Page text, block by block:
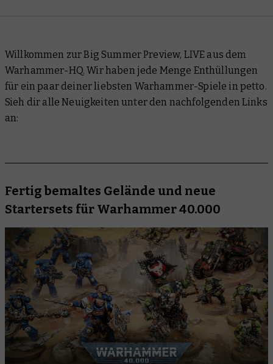
Willkommen zur Big Summer Preview, LIVE aus dem
Warhammer-HQ. Wir haben jede Menge Enthüllungen
für ein paar deiner liebsten Warhammer-Spiele in petto.
Sieh dir alle Neuigkeiten unter den nachfolgenden Links
an:
Fertig bemaltes Gelände und neue
Startersets für Warhammer 40.000